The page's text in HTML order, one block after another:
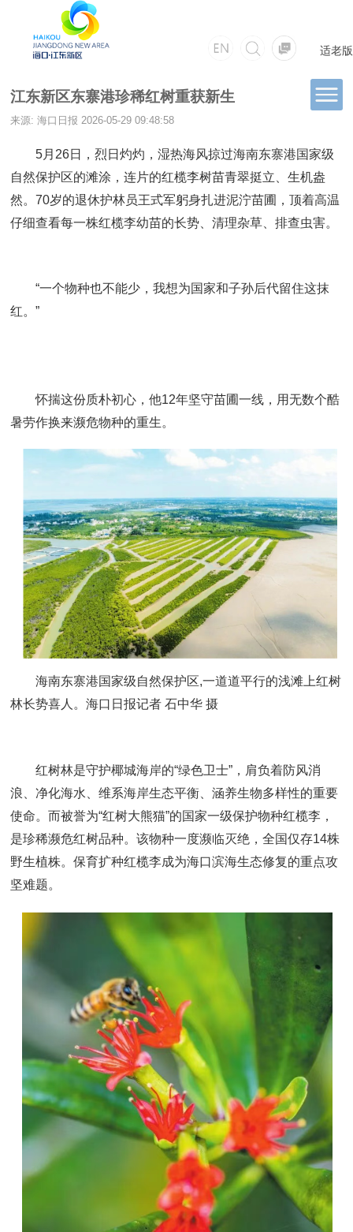
适老版
江东新区东寨港珍稀红树重获新生
来源: 海口日报 2026-05-29 09:48:58
5月26日，烈日灼灼，湿热海风掠过海南东寨港国家级
自然保护区的滩涂，连片的红榄李树苗青翠挺立、生机盎
然。70岁的退休护林员王式军躬身扎进泥泞苗圃，顶着高温
仔细查看每一株红榄李幼苗的长势、清理杂草、排查虫害。
“一个物种也不能少，我想为国家和子孙后代留住这抹
红。”
怀揣这份质朴初心，他12年坚守苗圃一线，用无数个酷
暑劳作换来濒危物种的重生。
海南东寨港国家级自然保护区,一道道平行的浅滩上红树
林长势喜人。海口日报记者 石中华 摄
红树林是守护椰城海岸的“绿色卫士”，肩负着防风消
浪、净化海水、维系海岸生态平衡、涵养生物多样性的重要
使命。而被誉为“红树大熊猫”的国家一级保护物种红榄李，
是珍稀濒危红树品种。该物种一度濒临灭绝，全国仅存14株
野生植株。保育扩种红榄李成为海口滨海生态修复的重点攻
坚难题。